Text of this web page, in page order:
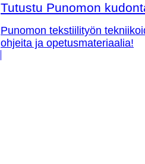
Tutustu Punomon
Punomon tekstiilityön
ohjeita ja opetusmateriaalia!